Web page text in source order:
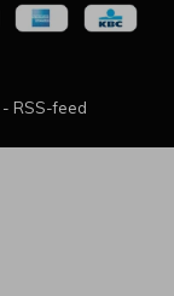
- RSS-feed